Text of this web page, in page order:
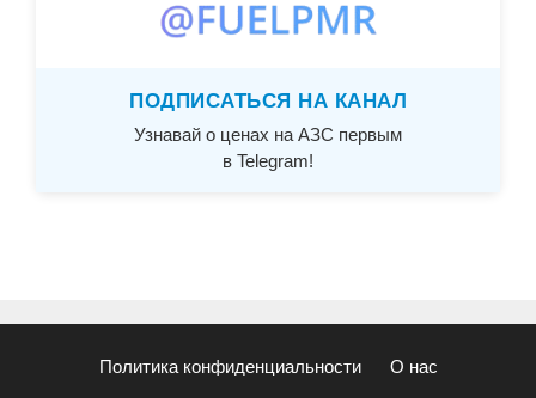
ПОДПИСАТЬСЯ НА КАНАЛ
Узнавай о ценах на АЗС первым
в Telegram!
Политика конфиденциальности О нас